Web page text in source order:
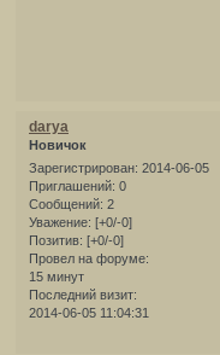
darya
Новичок
Зарегистрирован: 2014-06-05
Приглашений: 0
Сообщений: 2
Уважение: [+0/-0]
Позитив: [+0/-0]
Провел на форуме:
15 минут
Последний визит:
2014-06-05 11:04:31